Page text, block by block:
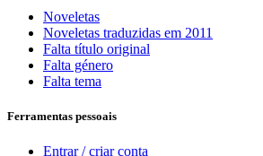
Noveletas
Noveletas traduzidas em 2011
Falta título original
Falta género
Falta tema
Ferramentas pessoais
Entrar / criar conta